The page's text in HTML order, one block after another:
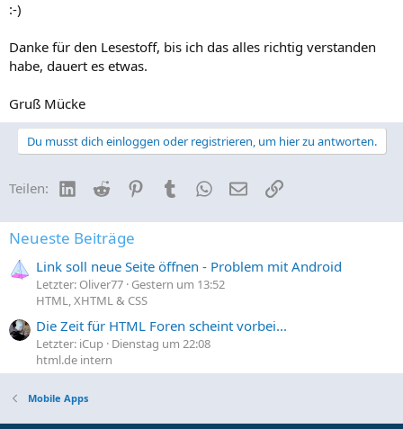
:-)
Danke für den Lesestoff, bis ich das alles richtig verstanden
habe, dauert es etwas.
Gruß Mücke
Du musst dich einloggen oder registrieren, um hier zu antworten.
Teilen: LinkedIn
Reddit PinterestTumblrWhatsApp
E-MailLink
Neueste Beiträge
Link soll neue Seite öffnen - Problem mit Android
Letzter: Oliver77 Gestern um 13:52
HTML, XHTML & CSS
Die Zeit für HTML Foren scheint vorbei...
Letzter: iCup Dienstag um 22:08
html.de intern
Mobile Apps